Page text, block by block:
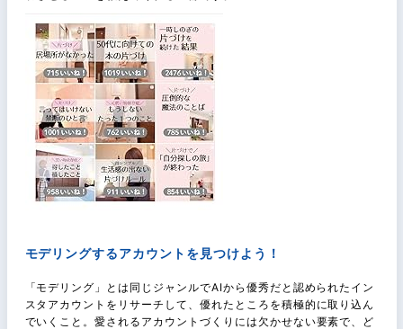
モデリングするアカウントを見つけよう！
「モデリング」とは同じジャンルでAIから優秀だと認められたイン
スタアカウントをリサーチして、優れたところを積極的に取り込ん
でいくこと。愛されるアカウントづくりには欠かせない要素で、ど